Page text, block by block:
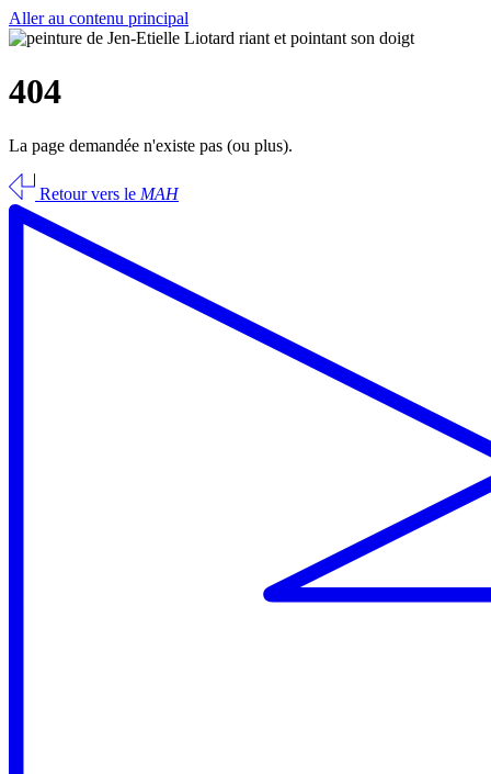
Aller au contenu principal
404
La page demandée n'existe pas (ou plus).
Retour vers le MAH